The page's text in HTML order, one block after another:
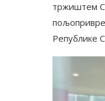
тржиштем
Републике